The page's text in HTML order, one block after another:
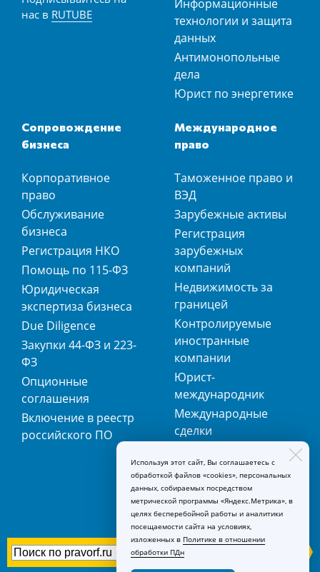
нас в RUTUBE
Информационные
технологии и защита
данных
Антимонопольные
дела
Юрист по энергетике
Сопровождение
бизнеса
Корпоративное
право
Обслуживание
бизнеса
Регистрация НКО
Помощь по 115-ФЗ
Юридическая
экспертиза бизнеса
Due Diligence
Закупки 44-ФЗ и 223-
ФЗ
Опционные
соглашения
Включение в реестр
российского ПО
Международное
право
Таможенное право и
ВЭД
Зарубежные активы
Регистрация
зарубежных
компаний
Недвижимость за
границей
Контролируемые
иностранные
компании
Юрист-
международник
Международные
сделки
регистрация
товарных знаков
Используя этот сайт, Вы соглашаетесь с
обработкой файлов «cookies», персональных
данных, собираемых посредством
метрической программы «Яндекс.Метрика», в
целях бесперебойной работы и аналитики
посещаемости сайта на условиях,
изложенных в Политике в отношении
обработки ПДн